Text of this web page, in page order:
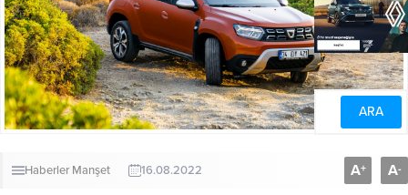
Haberler Manşet 16.08.2022 A+ A-